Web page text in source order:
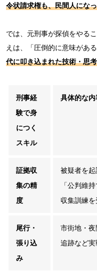
令状請求権も、民間人にな
では、元刑事が探偵をやる
えは、「圧倒的に意味があ
代に叩き込まれた技術・思
刑事経
験で身
につく
スキル
具体的な
証拠収
集の精
度
被疑者を
「公判維
収集訓練
尾行・
張り込
み
市街地・
追跡など